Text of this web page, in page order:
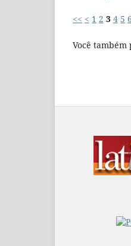
<< < 1 2 3 4 5 6
Você também